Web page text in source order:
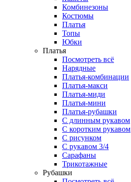
Комбинезоны
Костюмы
Платья
Топы
Юбки
Платья
Посмотреть всё
Нарядные
Платья-комбинации
Платья-макси
Платья-миди
Платья-мини
Платья-рубашки
С длинным рукавом
С коротким рукавом
С рисунком
С рукавом 3/4
Сарафаны
Трикотажные
Рубашки